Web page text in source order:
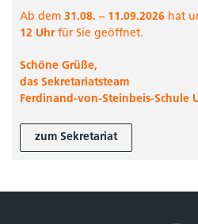
Ab dem 31.08. – 11.09.2026 hat
12 Uhrfür Sie geöffnet.
Schöne Grüße,
das Sekretariatsteam
Ferdinand-von-Steinbeis-Schule
zum Sekretariat